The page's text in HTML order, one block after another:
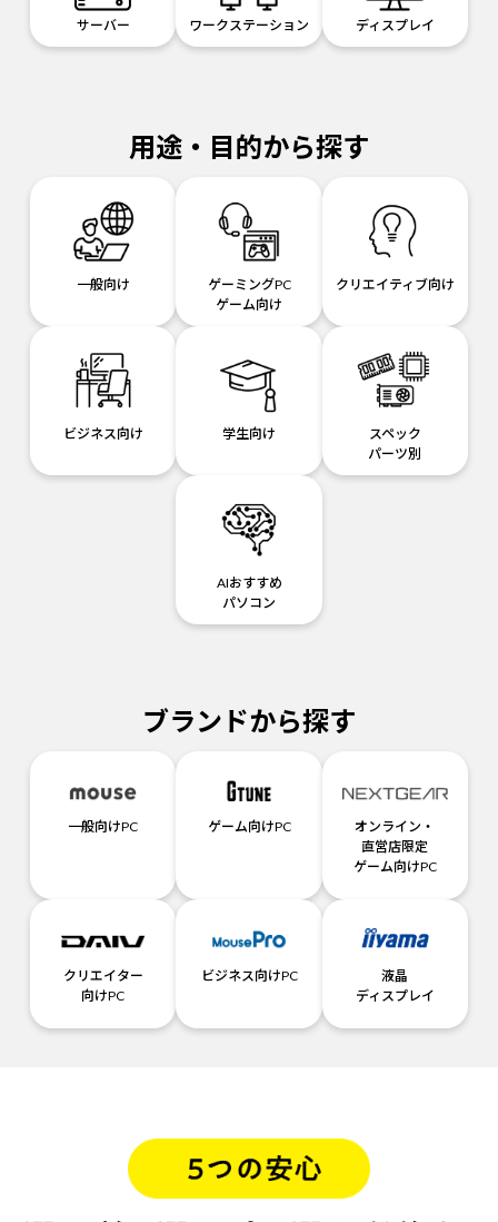
サーバー ワークステーション ディスプレイ
用途・目的から探す
一般向け
ゲーミングPC
ゲーム向け
クリエイティブ向け
ビジネス向け 学生向け
スペック
パーツ別
AIおすすめ
パソコン
ブランドから探す
一般向けPC ゲーム向けPC
オンライン・
直営店限定
ゲーム向けPC
クリエイター
向けPC
ビジネス向けPC
液晶
ディスプレイ